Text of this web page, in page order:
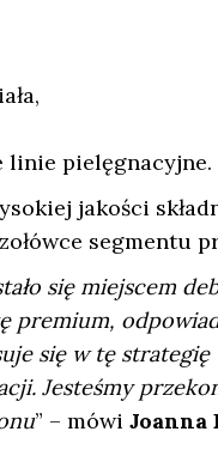
linie pielęgnacyjne.
jakości
segmentu
się miejscem
się w tę strategię
Jesteśmy
” – mówi Joanna